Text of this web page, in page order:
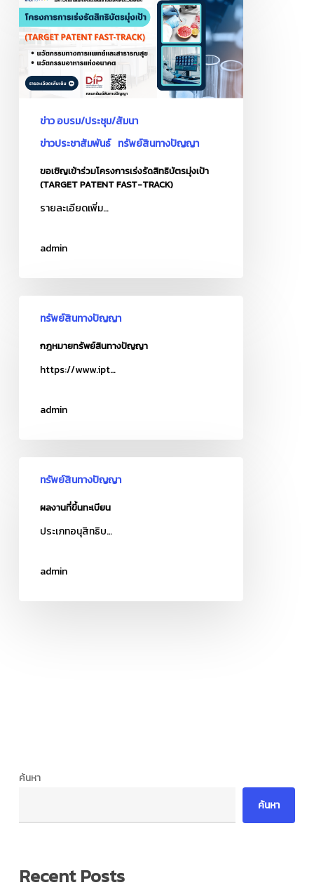
สว่าง
เชิญ
เข้า
ร่วม
โครงการ
เร่งรัด
(TARGET
FAST-
ข่าว อบรม/ประชุม/สัมนา
ข่าวประชาสัมพันธ์ ทรัพย์สินทางปัญญา
ขอเชิญเข้าร่วมโครงการเร่งรัดสิทธิบัตรมุ่งเป้า
(TARGET PATENT FAST-TRACK)
รายละเอียดเพิ่ม…
admin
ทรัพย์สินทรัพย์สินทางปัญญา
กฎหมายทรัพย์สินทางปัญญา
https://www.ipt…
admin
ทะเบียน
ทรัพย์สินทางปัญญา
ผลงานที่ขึ้นทะเบียน
ประเภทอนุสิทธิบ…
admin
ค้นหา
ค้นหา
Recent Posts